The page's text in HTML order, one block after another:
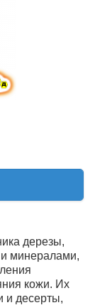
дерезы,
и минералами,
кожи. Их
и десерты,